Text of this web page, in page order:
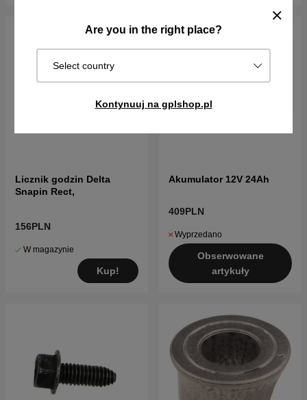
Are you in the right place?
Select country
Kontynuuj na gplshop.pl
Licznik godzin Delta
Snapin Rect,
156PLN
W magazynie
Kup!
Akumulator 12V 24Ah
409PLN
Wyprzedano
Obserwowane
artykuły